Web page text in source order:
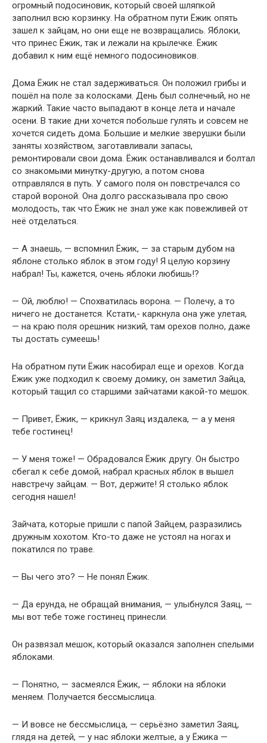
огромный подосиновик, который своей шляпкой
заполнил всю корзинку. На обратном пути Ёжик опять
зашел к зайцам, но они еще не возвращались. Яблоки,
что принес Ёжик, так и лежали на крылечке. Ёжик
добавил к ним ещё немного подосиновиков.
Дома Ёжик не стал задерживаться. Он положил грибы и
пошёл на поле за колосками. День был солнечный, но не
жаркий. Такие часто выпадают в конце лета и начале
осени. В такие дни хочется побольше гулять и совсем не
хочется сидеть дома. Большие и мелкие зверушки были
заняты хозяйством, заготавливали запасы,
ремонтировали свои дома. Ёжик останавливался и болтал
со знакомыми минутку-другую, а потом снова
отправлялся в путь. У самого поля он повстречался со
старой вороной. Она долго рассказывала про свою
молодость, так что Ёжик не знал уже как повежливей от
неё отделаться.
— А знаешь, — вспомнил Ёжик, — за старым дубом на
яблоне столько яблок в этом году! Я целую корзину
набрал! Ты, кажется, очень яблоки любишь!?
— Ой, люблю! — Спохватилась ворона. — Полечу, а то
ничего не достанется. Кстати,- каркнула она уже улетая,
— на краю поля орешник низкий, там орехов полно, даже
ты достать сумеешь!
На обратном пути Ёжик насобирал еще и орехов. Когда
Ёжик уже подходил к своему домику, он заметил Зайца,
который тащил со старшими зайчатами какой-то мешок.
— Привет, Ёжик, — крикнул Заяц издалека, — а у меня
тебе гостинец!
— У меня тоже! — Обрадовался Ёжик другу. Он быстро
сбегал к себе домой, набрал красных яблок в вышел
навстречу зайцам. — Вот, держите! Я столько яблок
сегодня нашел!
Зайчата, которые пришли с папой Зайцем, разразились
дружным хохотом. Кто-то даже не устоял на ногах и
покатился по траве.
— Вы чего это? — Не понял Ёжик.
— Да ерунда, не обращай внимания, — улыбнулся Заяц, —
мы вот тебе тоже гостинец принесли.
Он развязал мешок, который оказался заполнен спелыми
яблоками.
— Понятно, — засмеялся Ёжик, — яблоки на яблоки
меняем. Получается бессмыслица.
— И вовсе не бессмыслица, — серьёзно заметил Заяц,
глядя на детей, — у нас яблоки желтые, а у Ёжика —